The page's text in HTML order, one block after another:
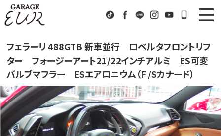
TikTokFacebook
LINE InstagramYoutube072-
ニュース
Stock List
在庫車情報
EUR Sports
EURスポーツ
Factory
工場紹介
フェラーリ 488GTB 新車並行 ロベルタフロントリフ
ター フォージーアート21/22インチアルミ ES可変
バルブマフラー ESエアロニウム（F /Sカナード）